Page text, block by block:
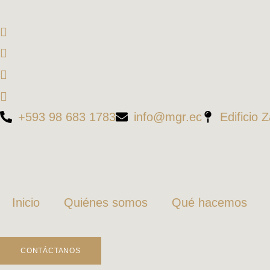
+593 98 683 1783 info@mgr.ec Edificio
Inicio Quiénes somos Qué hacemos
CONTÁCTANOS